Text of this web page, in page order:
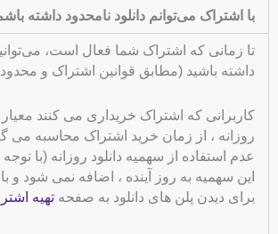
با اشتراک می‌توانم دانلود نامحدود داشته
تا زمانی که اشتراک شما فعال است،
داشته باشید (مطابق قوانین اشتراک و
کاربرانی که اشتراک خریداری می کنند معیار
روزانه ، از زمان خرید اشتراک محاسبه
عدم استفاده از سهمیه دانلود روزانه (با
این سهمیه به روز آینده ، اضافه نمی شود و
برای دیدن پلن های دانلود به صفحه تهیه